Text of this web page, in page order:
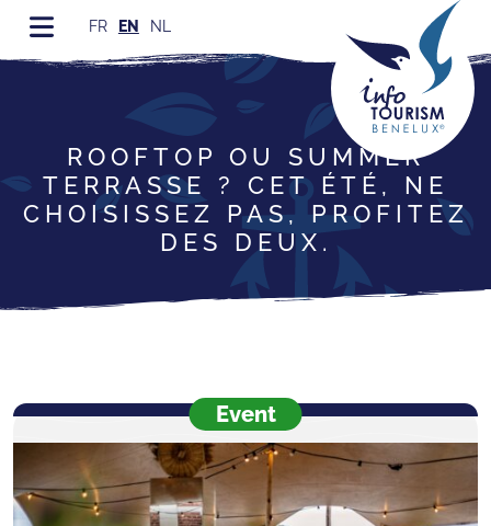
FR EN NL
ROOFTOP OU SUMMER
TERRASSE ? CET ÉTÉ, NE
CHOISISSEZ PAS, PROFITEZ
DES DEUX.
Event